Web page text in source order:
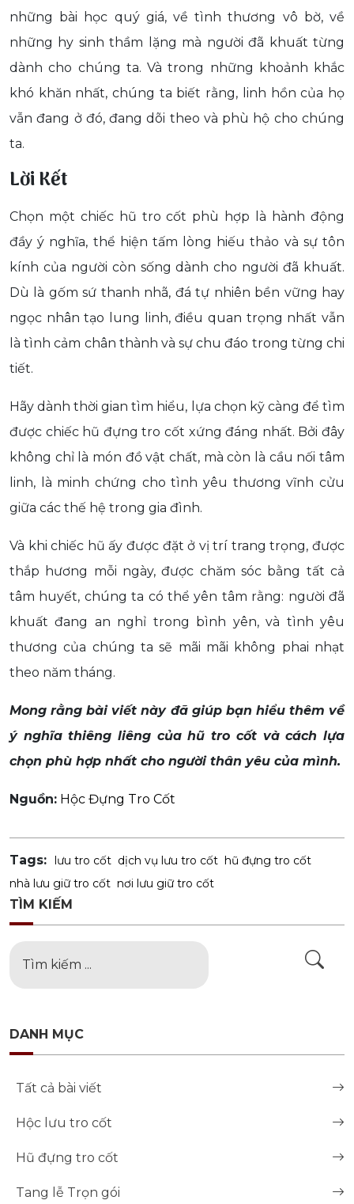
những bài học quý giá, về tình thương vô bờ, về
những hy sinh thầm lặng mà người đã khuất từng
dành cho chúng ta. Và trong những khoảnh khắc
khó khăn nhất, chúng ta biết rằng, linh hồn của họ
vẫn đang ở đó, đang dõi theo và phù hộ cho chúng
ta.
Lời Kết
Chọn một chiếc hũ tro cốt phù hợp là hành động
đầy ý nghĩa, thể hiện tấm lòng hiếu thảo và sự tôn
kính của người còn sống dành cho người đã khuất.
Dù là gốm sứ thanh nhã, đá tự nhiên bền vững hay
ngọc nhân tạo lung linh, điều quan trọng nhất vẫn
là tình cảm chân thành và sự chu đáo trong từng chi
tiết.
Hãy dành thời gian tìm hiểu, lựa chọn kỹ càng để tìm
được chiếc hũ đựng tro cốt xứng đáng nhất. Bởi đây
không chỉ là món đồ vật chất, mà còn là cầu nối tâm
linh, là minh chứng cho tình yêu thương vĩnh cửu
giữa các thế hệ trong gia đình.
Và khi chiếc hũ ấy được đặt ở vị trí trang trọng, được
thắp hương mỗi ngày, được chăm sóc bằng tất cả
tâm huyết, chúng ta có thể yên tâm rằng: người đã
khuất đang an nghỉ trong bình yên, và tình yêu
thương của chúng ta sẽ mãi mãi không phai nhạt
theo năm tháng.
Mong rằng bài viết này đã giúp bạn hiểu thêm về
ý nghĩa thiêng liêng của hũ tro cốt và cách lựa
chọn phù hợp nhất cho người thân yêu của mình.
Nguồn: Hộc Đựng Tro Cốt
Tags: lưu tro cốt dịch vụ lưu tro cốt hũ đựng tro cốt
nhà lưu giữ tro cốt nơi lưu giữ tro cốt
TÌM KIẾM
DANH MỤC
Tất cả bài viết
Hộc lưu tro cốt
Hũ đựng tro cốt
Tang lễ Trọn gói